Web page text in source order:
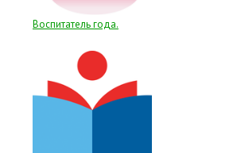
Воспитатель года.